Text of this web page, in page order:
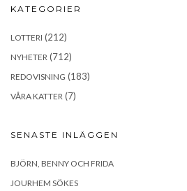
KATEGORIER
LOTTERI (212)
NYHETER (712)
REDOVISNING (183)
VÅRA KATTER (7)
SENASTE INLÄGGEN
BJÖRN, BENNY OCH FRIDA
JOURHEM SÖKES